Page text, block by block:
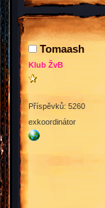
Tomaash
Klub ŽvB
Příspěvků: 5260
exkoordinátor